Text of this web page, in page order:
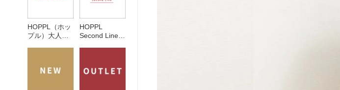
HOPPL（ホッ
プル）大人に
HOPPL
Second Line